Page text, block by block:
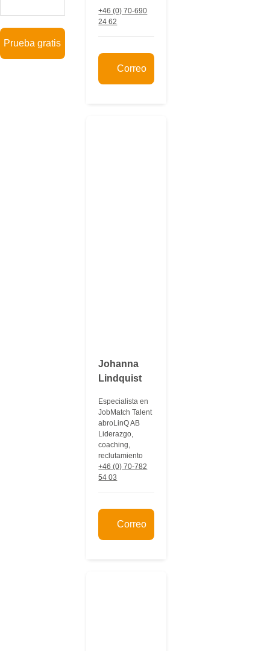
+46 (0) 70-690
24 62
Correo
Johanna
Lindquist
Especialista en
JobMatch Talent
abroLinQ AB
Liderazgo,
coaching,
reclutamiento
+46 (0) 70-782
54 03
Correo
Prueba gratis